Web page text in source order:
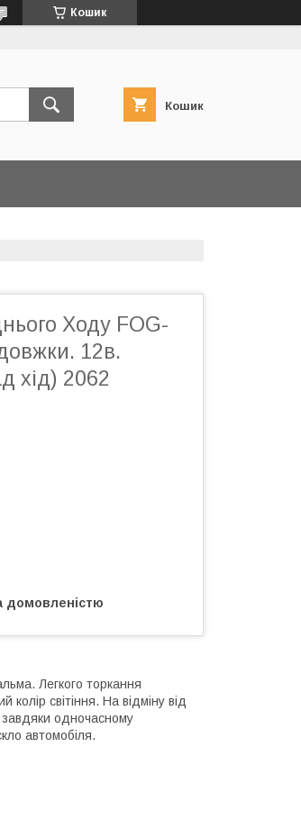
Кошик
Кошик
Ходу FOG-
12в.
хід) 2062
домовленістю
Легкого торкання
світіння. На відміну від
завдяки одночасному
автомобіля.